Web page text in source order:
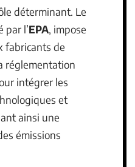
déterminant. Le
par l’EPA, impose
fabricants de
réglementation
intégrer les
et
ainsi une
émissions